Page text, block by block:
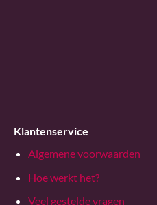
Klantenservice
Algemene voorwaarden
Hoe werkt het?
Veel gestelde vragen